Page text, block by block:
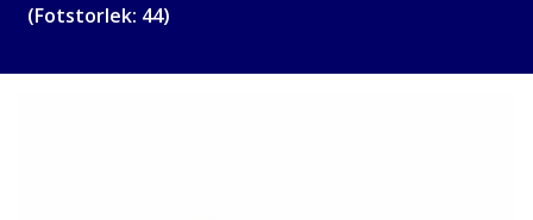
(Fotstorlek: 44)